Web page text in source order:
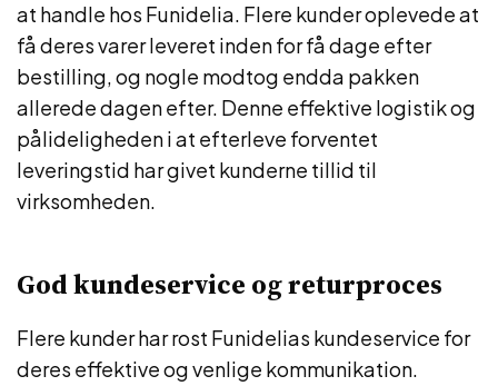
at handle hos Funidelia. Flere kunder oplevede at
få deres varer leveret inden for få dage efter
bestilling, og nogle modtog endda pakken
allerede dagen efter. Denne effektive logistik og
pålideligheden i at efterleve forventet
leveringstid har givet kunderne tillid til
virksomheden.
God kundeservice og returproces
Flere kunder har rost Funidelias kundeservice for
deres effektive og venlige kommunikation.